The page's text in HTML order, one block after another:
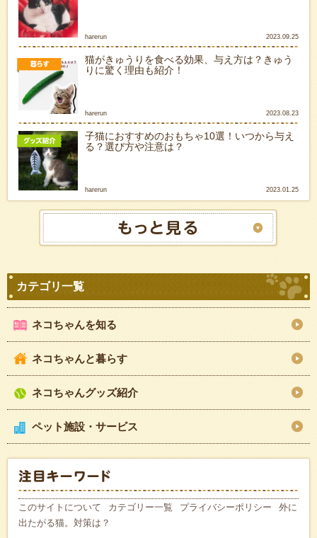
harerun 2023.09.25
猫がきゅうりを食べる効果、与え方は？きゅう
りに驚く理由も紹介！
harerun 2023.08.23
子猫におすすめのおもちゃ10選！いつから与え
る？選び方や注意は？
harerun 2023.01.25
ネコちゃんを知る
ネコちゃんと暮らす
ネコちゃんグッズ紹介
ペット施設・サービス
このサイトについて カテゴリー一覧 プライバシーポリシー
外に
出たがる猫。対策は？